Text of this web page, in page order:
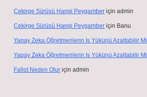
Çekirge Sürüsü Hangi Peygamber için admin
Çekirge Sürüsü Hangi Peygamber için Banu
Yapay Zeka Öğretmenlerin Iş Yükünü Azaltabilir Mi
Yapay Zeka Öğretmenlerin Iş Yükünü Azaltabilir Mi
Fallot Neden Olur için admin